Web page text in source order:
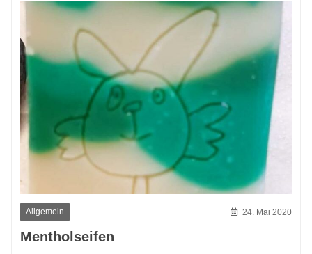
Allgemein 24. Mai 2020
Mentholseifen